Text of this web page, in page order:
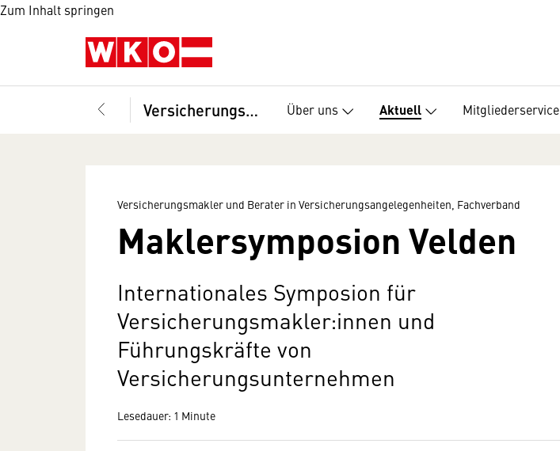
Zum Inhalt springen
Versicherungsmakler und Berater in Versicherungsangelegenheiten, Fachverband Über uns Aktuell Mitgliederservice
Versicherungsmakler und Berater in Versicherungsangelegenheiten, Fachverband
Maklersymposion Velden
Internationales Symposion für
Versicherungsmakler:innen und
Führungskräfte von
Versicherungsunternehmen
Lesedauer: 1 Minute